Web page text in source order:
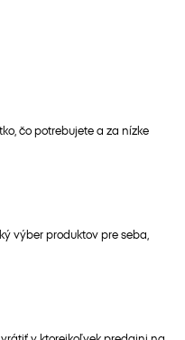
čo potrebujete a za nízke
výber produktov pre seba,